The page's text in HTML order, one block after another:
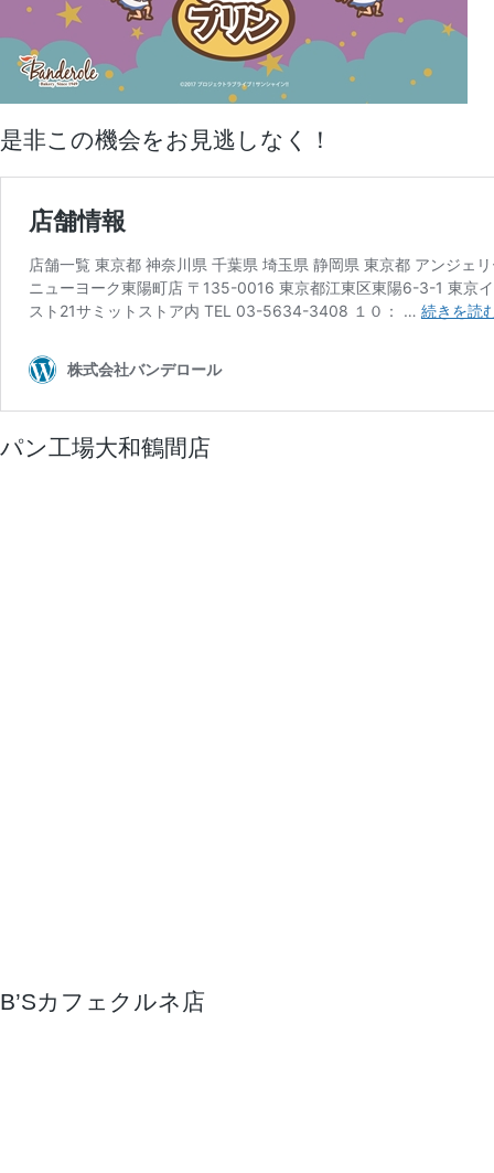
是非この機会をお見逃しなく！
パン工場大和鶴間店
B’Sカフェクルネ店